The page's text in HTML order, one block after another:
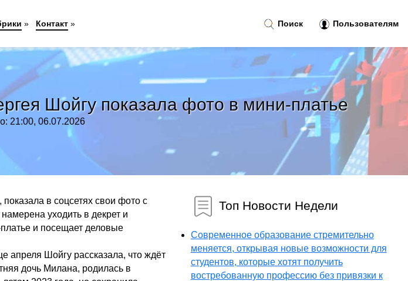
Шойгу показала фото в мини-платье
21:00, 06.07.2026
в соцсетях свои фото с
уходить в декрет и
и посещает деловые
апреля Шойгу рассказала, что ждёт
дочь Милана, родилась в
Топ Новости Недели
Современное образование стремительно
меняется, открывая новые возможности для
студентов, которые хотят получить
востребованную профессию без привязки к
Поиск Пользователям
» Контакт »